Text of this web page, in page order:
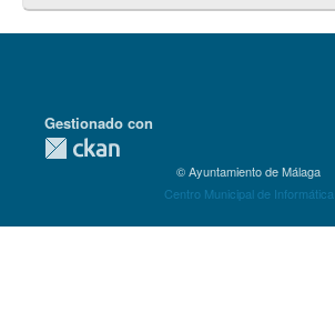
Detalles Técnicos
Gestionado con
© Ayuntamiento de Málaga
Centro Municipal de Informática